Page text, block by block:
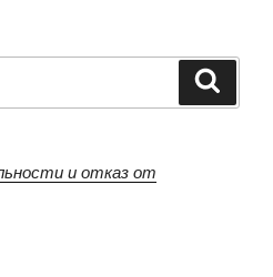
и отказ от